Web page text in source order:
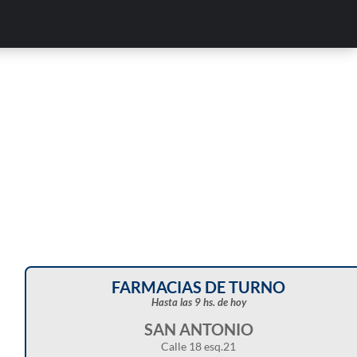
FARMACIAS DE TURNO
Hasta las 9 hs. de hoy
SAN ANTONIO
Calle 18 esq.21